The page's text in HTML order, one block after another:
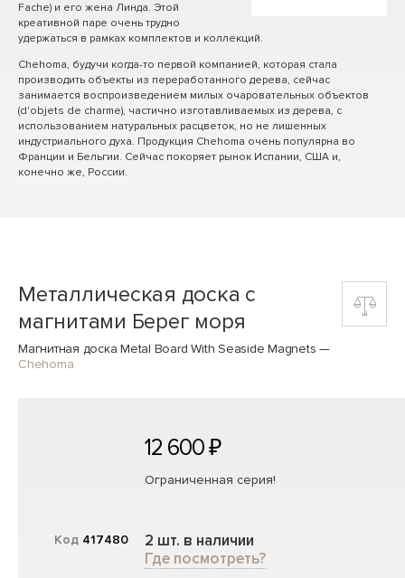
Fache) и его жена Линда. Этой
креативной паре очень трудно
удержаться в рамках комплектов и коллекций.
Chehoma, будучи когда-то первой компанией, которая стала
производить объекты из переработанного дерева, сейчас
занимается воспроизведением милых очаровательных объектов
(d'objets de charme), частично изготавливаемых из дерева, с
использованием натуральных расцветок, но не лишенных
индустриального духа. Продукция Chehoma очень популярна во
Франции и Бельгии. Сейчас покоряет рынок Испании, США и,
конечно же, России.
Металлическая доска с
магнитами Берег моря
Магнитная доска Metal Board With Seaside Magnets —
Chehoma
Код 417480
12 600 ₽
Ограниченная серия!
2 шт. в наличии
Где посмотреть?